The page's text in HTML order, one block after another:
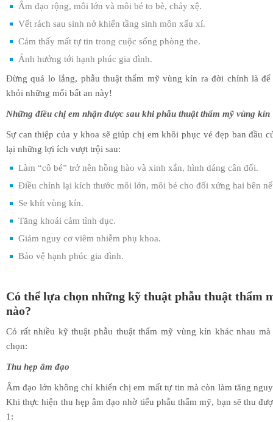
Âm đạo rộng, môi lớn và môi bé to bè, chảy xệ.
Vết rách sau sinh nở khiến tầng sinh môn xấu xí.
Cảm thấy mất tự tin trong cuộc sống phòng the.
Ảnh hưởng tới hạnh phúc gia đình.
Đừng quá lo lắng, phẫu thuật thẩm mỹ vùng kín ra đời chính là
khỏi những mối bất an này!
Những điều chị em nhận được sau khi phẫu thuật thẩm mỹ vùng kín
Sự can thiệp của y khoa sẽ giúp chị em khôi phục vẻ đẹp ban đầu
lại những lợi ích vượt trội sau:
Làm “cô bé” trở nên hồng hào và xinh xắn, hình dáng cân đối.
Điều chỉnh lại kích thước môi lớn, môi bé cho đối xứng hai bên
Se khít vùng kín.
Tăng khoái cảm tình dục.
Giảm nguy cơ viêm nhiễm phụ khoa.
Bảo vệ hạnh phúc gia đình.
Có thể lựa chọn những kỹ thuật phẫu thuật thẩm
nào?
Có rất nhiều kỹ thuật phẫu thuật thẩm mỹ vùng kín khác nhau
chọn:
Thu hẹp âm đạo
Âm đạo lớn không chỉ khiến chị em mất tự tin mà còn làm tăng
Khi thực hiện thu hẹp âm đạo nhờ tiểu phẫu thẩm mỹ, bạn sẽ thu
1: